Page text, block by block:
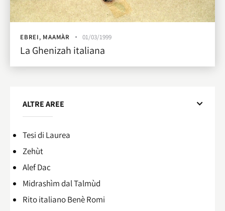
EBREI, MAAMÀR 01/03/1999
La Ghenizah italiana
ALTRE AREE
Tesi di Laurea
Zehùt
Alef Dac
Midrashìm dal Talmùd
Rito italiano Benè Romi​